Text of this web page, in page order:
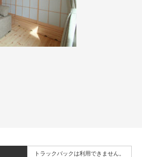
トラックバックは利用できません。